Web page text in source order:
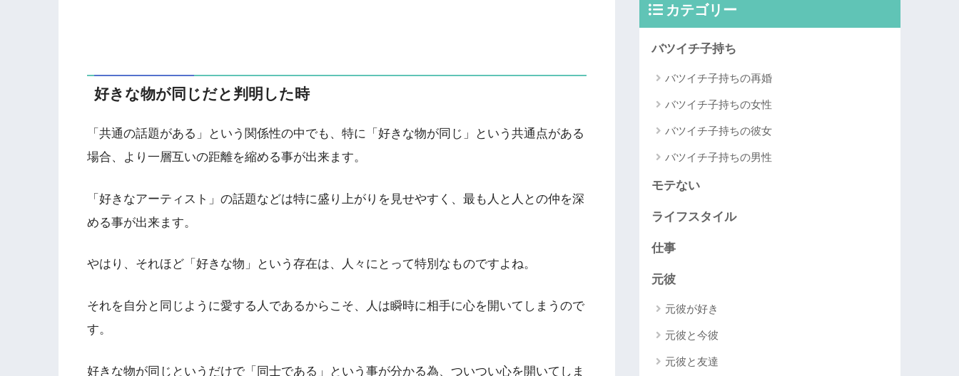
好きな物が同じだと判明した時
「共通の話題がある」という関係性の中でも、特に「好きな物が同じ」という共通点がある
場合、より一層互いの距離を縮める事が出来ます。
「好きなアーティスト」の話題などは特に盛り上がりを見せやすく、最も人と人との仲を深
める事が出来ます。
やはり、それほど「好きな物」という存在は、人々にとって特別なものですよね。
それを自分と同じように愛する人であるからこそ、人は瞬時に相手に心を開いてしまうので
す。
好きな物が同じというだけで「同士である」という事が分かる為、ついつい心を開いてしま
カテゴリー
バツイチ子持ち
バツイチ子持ちの再婚
バツイチ子持ちの女性
バツイチ子持ちの彼女
バツイチ子持ちの男性
モテない
ライフスタイル
仕事
元彼
元彼が好き
元彼と今彼
元彼と友達